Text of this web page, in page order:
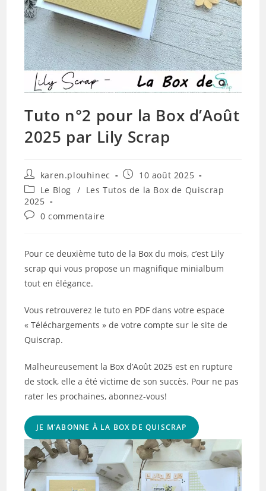
Tuto n°2 pour la Box d’Août
2025 par Lily Scrap
Auteur/autrice
de
la
publication :
karen.plouhinec
Publication
publiée :
10 août 2025
Post
category:
Le Blog / Les Tutos de la Box de Quiscrap
2025
Commentaires
publication :
0 commentaire
Pour ce deuxième tuto de la Box du mois, c’est Lily
scrap qui vous propose un magnifique minialbum
tout en élégance.
Vous retrouverez le tuto en PDF dans votre espace
« Téléchargements » de votre compte sur le site de
Quiscrap.
Malheureusement la Box d’Août 2025 est en rupture
de stock, elle a été victime de son succès. Pour ne pas
rater les prochaines, abonnez-vous!
JE M’ABONNE À LA BOX DE QUISCRAP